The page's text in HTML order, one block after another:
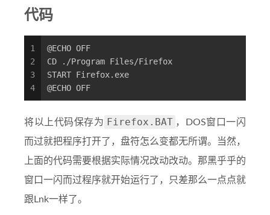
代码
1
2
3
4
@ECHO OFF
CD ./Program Files/Firefox
START Firefox.exe
@ECHO OFF
将以上代码保存为 Firefox.BAT ，DOS窗口一闪
而过就把程序打开了，盘符怎么变都无所谓。当然，
上面的代码需要根据实际情况改动改动。那黑乎乎的
窗口一闪而过程序就开始运行了，只差那么一点点就
跟Lnk一样了。